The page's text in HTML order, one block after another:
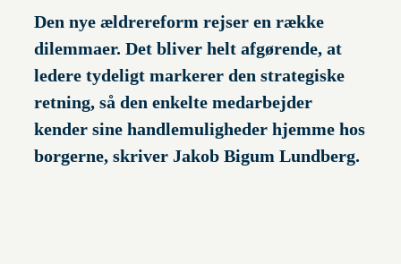
Den nye ældrereform rejser en række
dilemmaer. Det bliver helt afgørende, at
ledere tydeligt markerer den strategiske
retning, så den enkelte medarbejder
kender sine handlemuligheder hjemme hos
borgerne, skriver Jakob Bigum Lundberg.